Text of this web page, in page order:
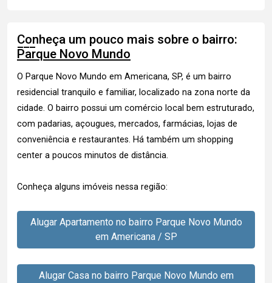
Conheça um pouco mais sobre o bairro:
Parque Novo Mundo
O Parque Novo Mundo em Americana, SP, é um bairro
residencial tranquilo e familiar, localizado na zona norte da
cidade. O bairro possui um comércio local bem estruturado,
com padarias, açougues, mercados, farmácias, lojas de
conveniência e restaurantes. Há também um shopping
center a poucos minutos de distância.
Conheça alguns imóveis nessa região:
Alugar Apartamento no bairro Parque Novo Mundo
em Americana / SP
Alugar Casa no bairro Parque Novo Mundo em